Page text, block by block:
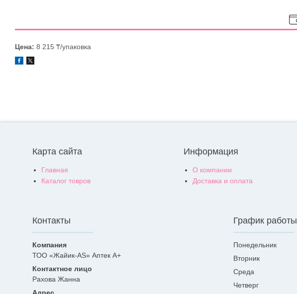
Цена: 8 215 ₸/упаковка
Карта сайта
Главная
Каталог товров
Информация
О компании
Доставка и оплата
Контакты
ТОО «Жайик-AS» Аптек А+
Рахова Жанна
График работы
Понедельник
Вторник
Среда
Четверг